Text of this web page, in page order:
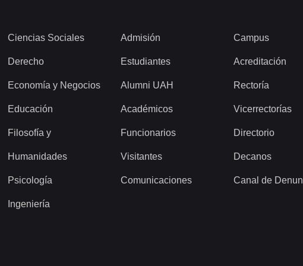
Ciencias Sociales
Derecho
Economía y Negocios
Educación
Filosofía y
Humanidades
Psicología
Ingeniería
Admisión
Estudiantes
Alumni UAH
Académicos
Funcionarios
Visitantes
Comunicaciones
Campus
Acreditación
Rectoría
Vicerrectorías
Directorio
Decanos
Canal de